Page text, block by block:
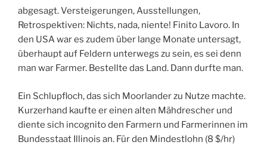
abgesagt. Versteigerungen, Ausstellungen,
Retrospektiven: Nichts, nada, niente! Finito Lavoro. In
den USA war es zudem über lange Monate untersagt,
überhaupt auf Feldern unterwegs zu sein, es sei denn
man war Farmer. Bestellte das Land. Dann durfte man.
Ein Schlupfloch, das sich Moorlander zu Nutze machte.
Kurzerhand kaufte er einen alten Mähdrescher und
diente sich incognito den Farmern und Farmerinnen im
Bundesstaat Illinois an. Für den Mindestlohn (8 $/hr)